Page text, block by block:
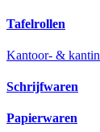
Tafelrollen
Kantoor- &
Schrijfwaren
Papierwaren